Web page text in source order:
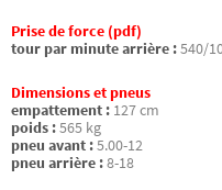
Prise de force (pdf)
tour par minute arrière :540/
Dimensions et pneus
empattement : 127 cm
poids :565 kg
pneu avant :5.00-12
pneu arrière :8-18